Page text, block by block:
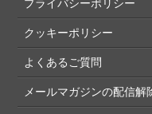
プライバシーポリシー
クッキーポリシー
よくあるご質問
メールマガジンの配信解